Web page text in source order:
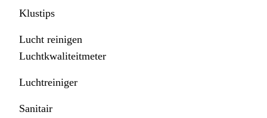
Klustips
Lucht reinigen
Luchtkwaliteitmeter
Luchtreiniger
Sanitair